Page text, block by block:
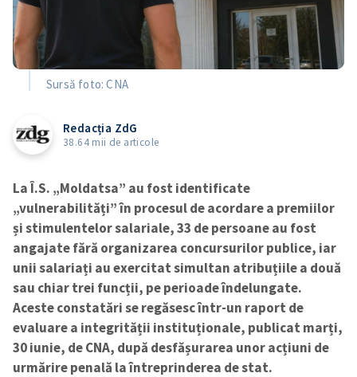
Sursă foto: CNA
Redacția ZdG
38.64 mii de articole
La Î.S. „Moldatsa” au fost identificate
„vulnerabilități” în procesul de acordare a premiilor
și stimulentelor salariale, 33 de persoane au fost
angajate fără organizarea concursurilor publice, iar
unii salariați au exercitat simultan atribuțiile a două
sau chiar trei funcții, pe perioade îndelungate.
Aceste constatări se regăsesc într-un raport de
evaluare a integrității instituționale, publicat marți,
30 iunie, de CNA, după desfășurarea unor acțiuni de
urmărire penală la întreprinderea de stat.